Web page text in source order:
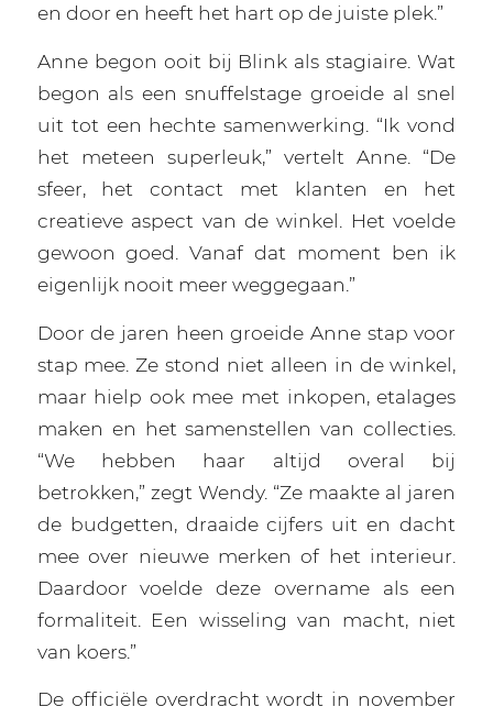
en door en heeft het hart op de juiste plek.”
Anne begon ooit bij Blink als stagiaire. Wat
begon als een snuffelstage groeide al snel
uit tot een hechte samenwerking. “Ik vond
het meteen superleuk,” vertelt Anne. “De
sfeer, het contact met klanten en het
creatieve aspect van de winkel. Het voelde
gewoon goed. Vanaf dat moment ben ik
eigenlijk nooit meer weggegaan.”
Door de jaren heen groeide Anne stap voor
stap mee. Ze stond niet alleen in de winkel,
maar hielp ook mee met inkopen, etalages
maken en het samenstellen van collecties.
“We hebben haar altijd overal bij
betrokken,” zegt Wendy. “Ze maakte al jaren
de budgetten, draaide cijfers uit en dacht
mee over nieuwe merken of het interieur.
Daardoor voelde deze overname als een
formaliteit. Een wisseling van macht, niet
van koers.”
De officiële overdracht wordt in november